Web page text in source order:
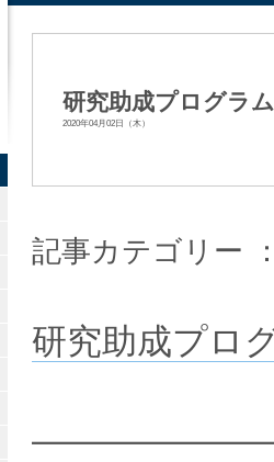
研究助成プログラ
2020年04月02日（木）
記事カテゴリー
研究助成プロ
公益社団法人日本生化学会